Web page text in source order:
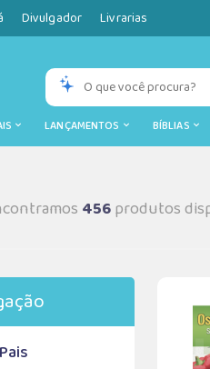
Divulgador Livrarias
LANÇAMENTOS BÍBLIAS
456produtos